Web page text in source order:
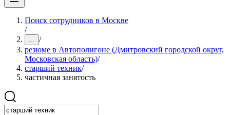
Поиск сотрудников в Москве
/
... /
резюме в Автополигоне (Дмитровский городской округ,
Московская область)/
старший техник/
частичная занятость